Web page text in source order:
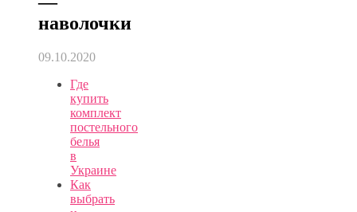
наволочки
09.10.2020
Где
купить
комплект
постельного
белья
в
Украине
Как
выбрать